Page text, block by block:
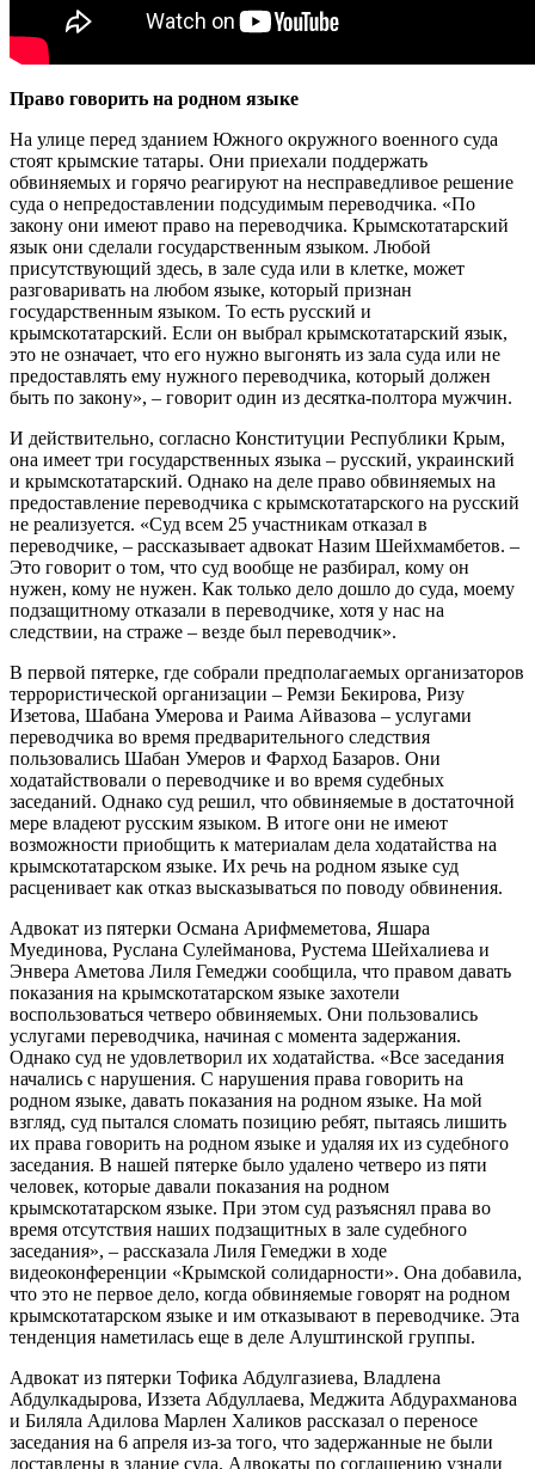
Право говорить на родном языке
На улице перед зданием Южного окружного военного суда
стоят крымские татары. Они приехали поддержать
обвиняемых и горячо реагируют на несправедливое решение
суда о непредоставлении подсудимым переводчика. «По
закону они имеют право на переводчика. Крымскотатарский
язык они сделали государственным языком. Любой
присутствующий здесь, в зале суда или в клетке, может
разговаривать на любом языке, который признан
государственным языком. То есть русский и
крымскотатарский. Если он выбрал крымскотатарский язык,
это не означает, что его нужно выгонять из зала суда или не
предоставлять ему нужного переводчика, который должен
быть по закону», – говорит один из десятка-полтора мужчин.
И действительно, согласно Конституции Республики Крым,
она имеет три государственных языка – русский, украинский
и крымскотатарский. Однако на деле право обвиняемых на
предоставление переводчика с крымскотатарского на русский
не реализуется. «Суд всем 25 участникам отказал в
переводчике, – рассказывает адвокат Назим Шейхмамбетов. –
Это говорит о том, что суд вообще не разбирал, кому он
нужен, кому не нужен. Как только дело дошло до суда, моему
подзащитному отказали в переводчике, хотя у нас на
следствии, на страже – везде был переводчик».
В первой пятерке, где собрали предполагаемых организаторов
террористической организации – Ремзи Бекирова, Ризу
Изетова, Шабана Умерова и Раима Айвазова – услугами
переводчика во время предварительного следствия
пользовались Шабан Умеров и Фарход Базаров. Они
ходатайствовали о переводчике и во время судебных
заседаний. Однако суд решил, что обвиняемые в достаточной
мере владеют русским языком. В итоге они не имеют
возможности приобщить к материалам дела ходатайства на
крымскотатарском языке. Их речь на родном языке суд
расценивает как отказ высказываться по поводу обвинения.
Адвокат из пятерки Османа Арифмеметова, Яшара
Муединова, Руслана Сулейманова, Рустема Шейхалиева и
Энвера Аметова Лиля Гемеджи сообщила, что правом давать
показания на крымскотатарском языке захотели
воспользоваться четверо обвиняемых. Они пользовались
услугами переводчика, начиная с момента задержания.
Однако суд не удовлетворил их ходатайства. «Все заседания
начались с нарушения. С нарушения права говорить на
родном языке, давать показания на родном языке. На мой
взгляд, суд пытался сломать позицию ребят, пытаясь лишить
их права говорить на родном языке и удаляя их из судебного
заседания. В нашей пятерке было удалено четверо из пяти
человек, которые давали показания на родном
крымскотатарском языке. При этом суд разъяснял права во
время отсутствия наших подзащитных в зале судебного
заседания», – рассказала Лиля Гемеджи в ходе
видеоконференции «Крымской солидарности». Она добавила,
что это не первое дело, когда обвиняемые говорят на родном
крымскотатарском языке и им отказывают в переводчике. Эта
тенденция наметилась еще в деле Алуштинской группы.
Адвокат из пятерки Тофика Абдулгазиева, Владлена
Абдулкадырова, Иззета Абдуллаева, Меджита Абдурахманова
и Биляла Адилова Марлен Халиков рассказал о переносе
заседания на 6 апреля из-за того, что задержанные не были
доставлены в здание суда. Адвокаты по соглашению узнали